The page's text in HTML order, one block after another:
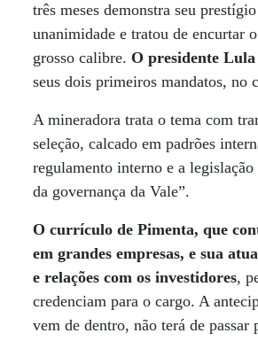
três meses demonstra seu
unanimidade e tratou de encurtar
grosso calibre. O presidente
seus dois primeiros mandatos, no
A mineradora trata o tema com
seleção, calcado em padrões
regulamento interno e a
da governança da Vale”.
O currículo de Pimenta, que
em grandes empresas, e sua
e relações com os investidores,
credenciam para o cargo. A
vem de dentro, não terá de